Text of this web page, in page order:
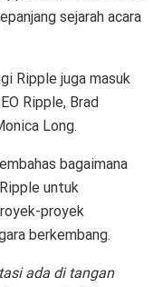
sejarah acara
Ripple juga masuk
Ripple, Brad
Long.
bagaimana
untuk
proyek
berkembang.
ada di tangan